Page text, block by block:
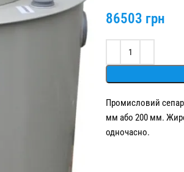
86503 грн
Alternative:
Промисловий
мм або 200 мм.
одночасно.